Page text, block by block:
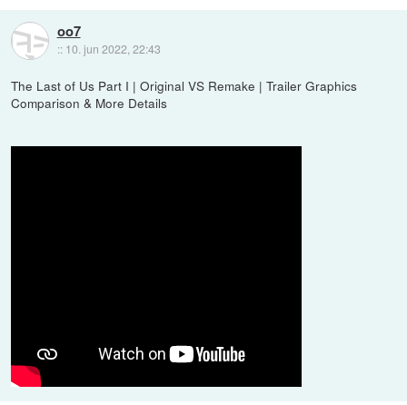
oo7
:: 10. jun 2022, 22:43
The Last of Us Part I | Original VS Remake | Trailer Graphics
Comparison & More Details